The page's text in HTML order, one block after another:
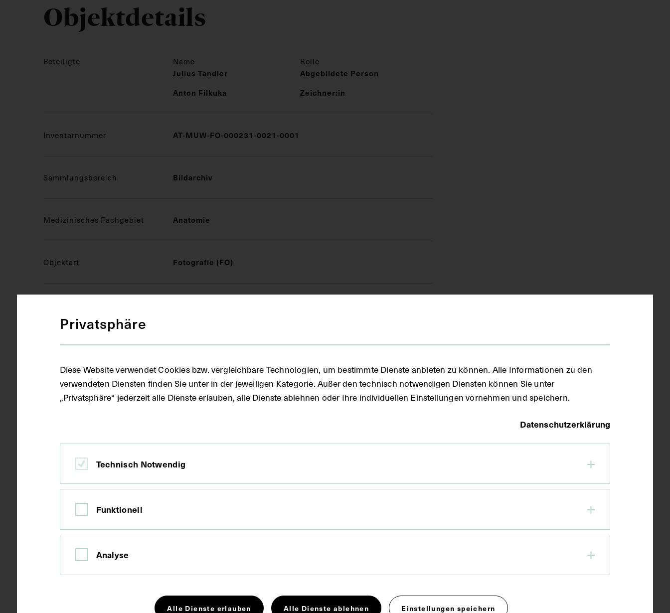
Objektdetails
Beteiligte Name Rolle
Julius Tandler
Abgebildete Person
Anton Filkuka
Zeichner:in
Inventarnummer AT-MUW-FO-000231-0021-0001
Sammlungsbereich Bildarchiv
Medizinisches Fachgebiet Anatomie
Objektart Fotografie (FO)
Datierung circa 1960
Wien
Bildmaß inkl. Untergrund 17,8 x 12,6 cm
Privatsphäre
Diese Website verwendet Cookies bzw. vergleichbare Technologien, um bestimmte Dienste anbieten zu können. Alle Informationen zu den
verwendeten Diensten finden Sie unter in der jeweiligen Kategorie. Außer den technisch notwendigen Diensten können Sie unter
„Privatsphäre“ jederzeit alle Dienste erlauben, alle Dienste ablehnen oder Ihre individuellen Einstellungen vornehmen und speichern.
Datenschutzerklärung
Technisch Notwendig
Funktionell
Analyse
Alle Dienste erlauben Alle Dienste ablehnen Einstellungen speichern